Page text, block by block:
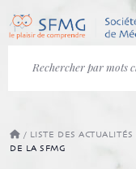
/ LISTE DES ACTUALITÉS
DE LA SFMG